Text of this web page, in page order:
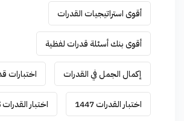
أقوى استراتيجيات القدرات
أقوى بنك أسئلة قدرات لفظية
إكمال الجمل في القدرات اختبارات
اختبار القدرات 1447 اختبار